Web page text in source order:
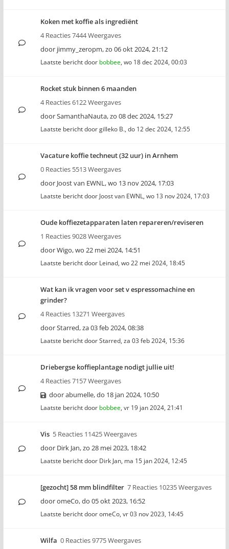
Koken met koffie als ingrediënt
4 Reacties 7444 Weergaves
door jimmy_zeropm,zo 06 okt 2024, 21:12
Laatste bericht door bobbee, wo 18 dec 2024, 00:03
Rocket stuk binnen 6 maanden
4 Reacties 6122 Weergaves
doorSamanthaNauta,zo 08 dec 2024, 15:27
Laatste bericht doorgilleko B., do 12 dec 2024, 12:55
Vacature koffie techneut (32 uur) in Arnhem
0 Reacties 5513 Weergaves
door Joost van EWNL,wo 13 nov 2024, 17:03
Laatste bericht door Joost van EWNL, wo 13 nov 2024, 17:03
Oude koffiezetapparaten laten repareren/reviseren
1 Reacties 9028 Weergaves
doorWigo,wo 22 mei 2024, 14:51
Laatste bericht door Leinad, wo 22 mei 2024, 18:45
Wat kan ik vragen voor set v espressomachine en
grinder?
4 Reacties 13271 Weergaves
doorStarred,za 03 feb 2024, 08:38
Laatste bericht doorStarred, za 03 feb 2024, 15:36
Driebergse koffieplantage nodigt jullie uit!
4 Reacties 7157 Weergaves
doorabumelle,do 18 jan 2024, 10:50
Laatste bericht door bobbee, vr 19 jan 2024, 21:41
Vis 5 Reacties 11425 Weergaves
door Dirk Jan,zo 28 mei 2023, 18:42
Laatste bericht door Dirk Jan, ma 15 jan 2024, 12:45
[gezocht] 58 mm blindfilter 7 Reacties 10235 Weergaves
dooromeCo,do 05 okt 2023, 16:52
Laatste bericht dooromeCo, vr 03 nov 2023, 14:45
Wilfa 0 Reacties 9775 Weergaves